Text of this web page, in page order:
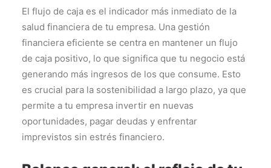
El flujo de caja es el indicador más inmediato de la
salud financiera de tu empresa. Una gestión
financiera eficiente se centra en mantener un flujo
de caja positivo, lo que significa que tu negocio está
generando más ingresos de los que consume. Esto
es crucial para la sostenibilidad a largo plazo, ya que
permite a tu empresa invertir en nuevas
oportunidades, pagar deudas y enfrentar
imprevistos sin estrés financiero.